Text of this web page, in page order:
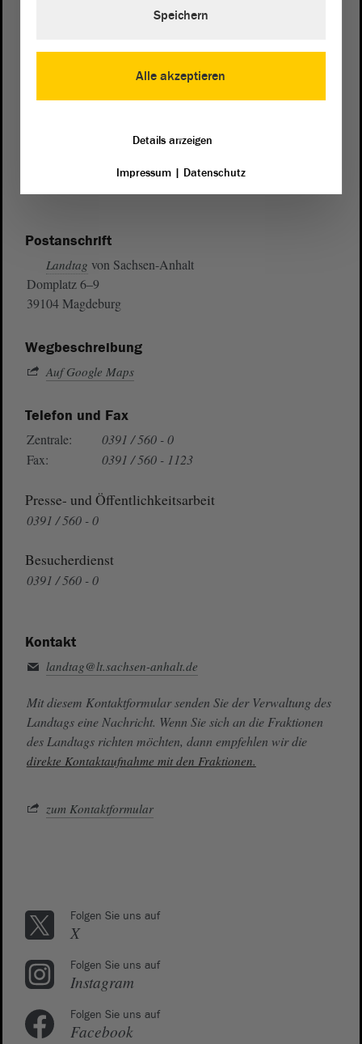
Postanschrift
Landtag von Sachsen-Anhalt
Domplatz 6–9
39104 Magdeburg
Wegbeschreibung
Auf Google Maps
Telefon und Fax
Zentrale:
0391 / 560 - 0
Fax:
0391 / 560 - 1123
Presse- und Öffentlichkeitsarbeit
0391 / 560 - 0
Besucherdienst
0391 / 560 - 0
Kontakt
landtag@lt.sachsen-anhalt.de
Mit diesem Kontaktformular senden Sie der Verwaltung des
Landtags eine Nachricht. Wenn Sie sich an die Fraktionen
des Landtags richten möchten, dann empfehlen wir die
direkte Kontaktaufnahme mit den Fraktionen.
zum Kontaktformular
Folgen Sie uns auf
X
Folgen Sie uns auf
Instagram
Folgen Sie uns auf
Facebook
Alle akzeptieren
Speichern
Details anzeigen
Impressum| Datenschutz